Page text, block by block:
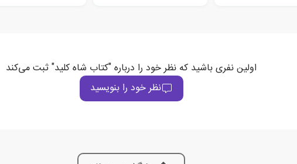
اولین نفری باشید که نظر خود را درباره "کتاب شاه کلید" ثبت می‌کند
نظر خود را بنویسید